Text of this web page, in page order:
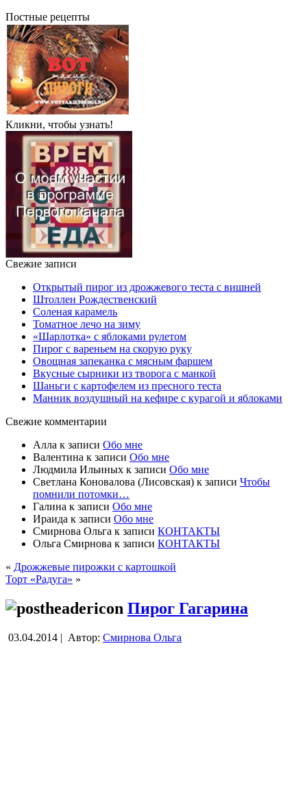
Постные рецепты
Кликни, чтобы узнать!
Свежие записи
Открытый пирог из дрожжевого теста с вишней
Штоллен Рождественский
Соленая карамель
Томатное лечо на зиму
«Шарлотка» с яблоками рулетом
Пирог с вареньем на скорую руку
Овощная запеканка с мясным фаршем
Вкусные сырники из творога с манкой
Шаньги с картофелем из пресного теста
Манник воздушный на кефире с курагой и яблоками
Свежие комментарии
Алла к записи Обо мне
Валентина к записи Обо мне
Людмила Ильиных к записи Обо мне
Светлана Коновалова (Лисовская) к записи Чтобы
помнили потомки…
Галина к записи Обо мне
Ираида к записи Обо мне
Смирнова Ольга к записи КОНТАКТЫ
Ольга Смирнова к записи КОНТАКТЫ
« Дрожжевые пирожки с картошкой
Торт «Радуга» »
Пирог Гагарина
03.04.2014 | Автор: Смирнова Ольга